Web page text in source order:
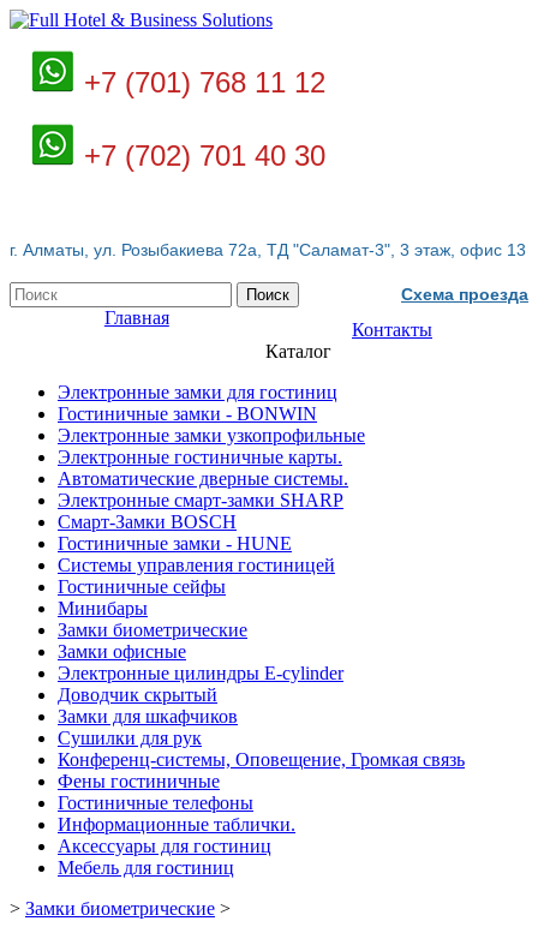
+7 (701) 768 11 12
+7 (702) 701 40 30
г. Алматы, ул. Розыбакиева 72а, ТД "Саламат-3", 3 этаж, офис 13
Схема проезда
Поиск
Главная
Контакты
Каталог
Электронные замки для гостиниц
Гостиничные замки - BONWIN
Электронные замки узкопрофильные
Электронные гостиничные карты.
Автоматические дверные системы.
Электронные смарт-замки SHARP
Смарт-Замки BOSCH
Гостиничные замки - HUNE
Системы управления гостиницей
Гостиничные сейфы
Минибары
Замки биометрические
Замки офисные
Электронные цилиндры E-cylinder
Доводчик скрытый
Замки для шкафчиков
Сушилки для рук
Конференц-системы, Оповещение, Громкая связь
Фены гостиничные
Гостиничные телефоны
Информационные таблички.
Аксессуары для гостиниц
Мебель для гостиниц
> Замки биометрические >